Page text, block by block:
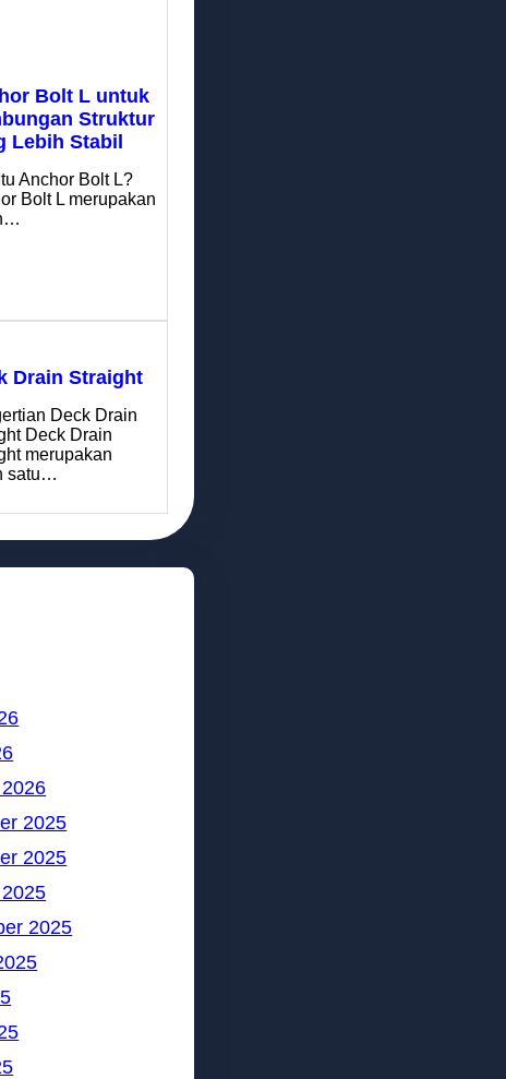
Bolt L untuk
Struktur
Lebih Stabil
Anchor Bolt L?
Bolt L merupakan
Drain Straight
Deck Drain
Deck Drain
merupakan
satu…
2025
2025
2025